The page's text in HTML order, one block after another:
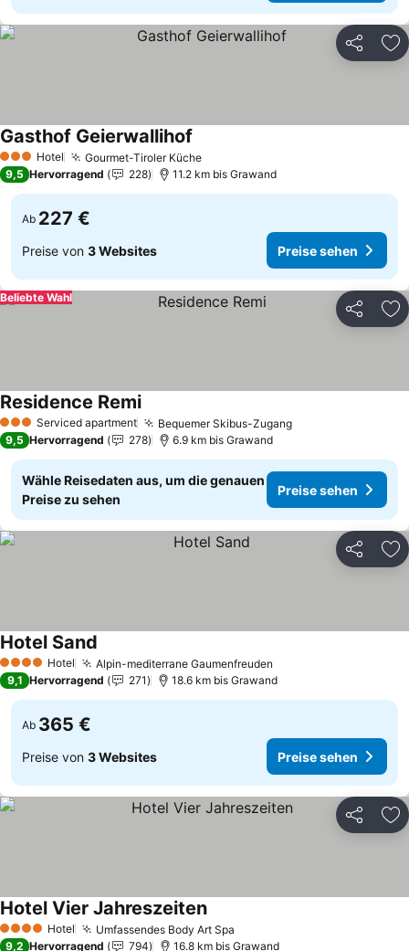
Teilen
3 SterneHotel Gourmet-Tiroler Küche
Gasthof Geierwallihof
9,5 Hervorragend 228 11.2 km bis Grawand
Ab 227 €
Preise von 3 Websites Preise sehen
Teilen
Beliebte Wahl
3 SterneServiced apartment Bequemer Skibus-Zugang
Residence Remi
9,5 Hervorragend 278 6.9 km bis Grawand
Wähle Reisedaten aus, um die genauen
Preise zu sehen
Preise sehen
Teilen
4 Sterne Hotel Alpin-mediterrane Gaumenfreuden
Hotel Sand
9,1 Hervorragend 271 18.6 km bis Grawand
Ab 365 €
Preise von 3 Websites Preise sehen
Teilen
4 Sterne Hotel Umfassendes Body Art Spa
Hotel Vier Jahreszeiten
9,2 Hervorragend 794 16.8 km bis Grawand